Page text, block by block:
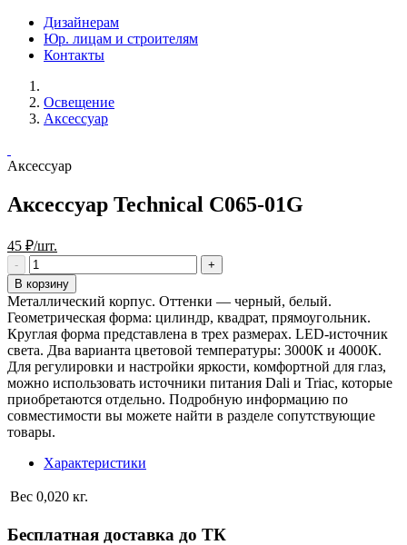
Дизайнерам
Юр. лицам и строителям
Контакты
Освещение
Аксессуар
Аксессуар
Аксессуар Technical C065-01G
45 ₽/шт.
В корзину
Металлический корпус. Оттенки — черный, белый.
Геометрическая форма: цилиндр, квадрат, прямоугольник.
Круглая форма представлена в трех размерах. LED-источник
света. Два варианта цветовой температуры: 3000К и 4000К.
Для регулировки и настройки яркости, комфортной для глаз,
можно использовать источники питания Dali и Triac, которые
приобретаются отдельно. Подробную информацию по
совместимости вы можете найти в разделе сопутствующие
товары.
Характеристики
Вес 0,020 кг.
Бесплатная доставка до ТК